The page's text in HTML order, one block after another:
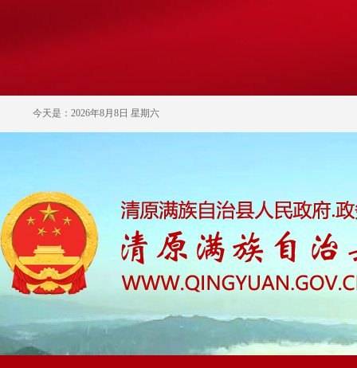
今天是：2026年8月8日 星期六